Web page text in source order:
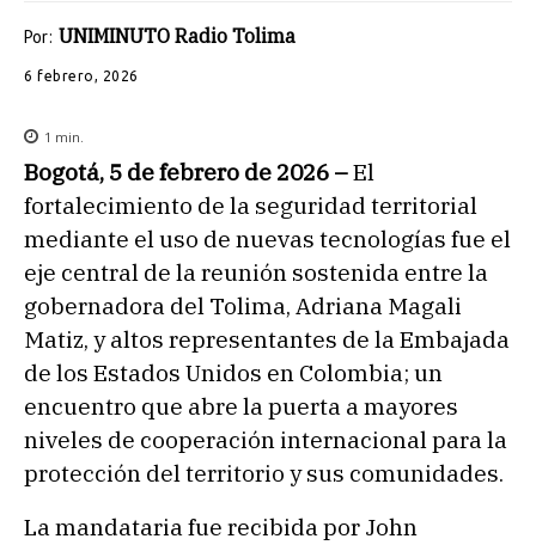
Por: UNIMINUTO Radio Tolima
6 febrero, 2026
1 min.
Bogotá, 5 de febrero de 2026 –El
fortalecimiento de la seguridad territorial
mediante el uso de nuevas tecnologías fue el
eje central de la reunión sostenida entre la
gobernadora del Tolima, Adriana Magali
Matiz, y altos representantes de la Embajada
de los Estados Unidos en Colombia; un
encuentro que abre la puerta a mayores
niveles de cooperación internacional para la
protección del territorio y sus comunidades.
La mandataria fue recibida por John